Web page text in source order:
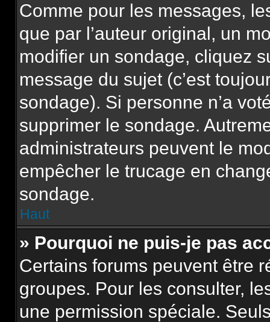
Comme pour les messages,
que par l’auteur original, un
modifier un sondage, cliquez
message du sujet (c’est
sondage). Si personne n’a
supprimer le sondage.
administrateurs peuvent le
empêcher le trucage en
sondage.
Haut
» Pourquoi ne puis-je pas
Certains forums peuvent être
groupes. Pour les consulter,
une permission spéciale.